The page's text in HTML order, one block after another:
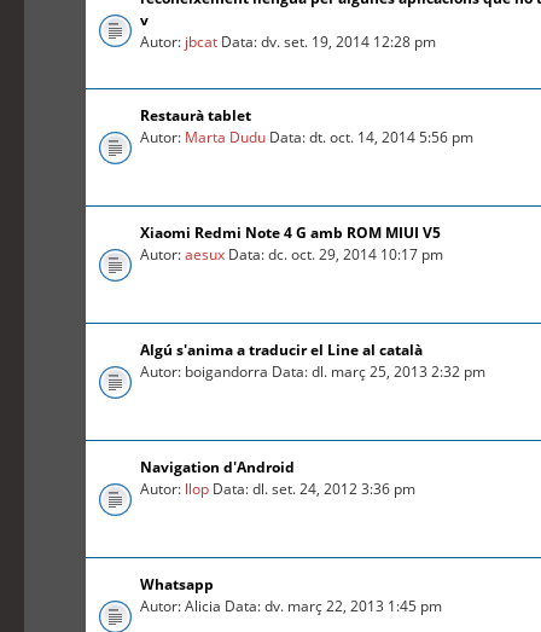
v
Autor: jbcat Data: dv. set. 19, 2014 12:28 pm
Restaurà tablet
Autor: Marta Dudu Data: dt. oct. 14, 2014 5:56 pm
Xiaomi Redmi Note 4 G amb ROM MIUI V5
Autor:aesux Data: dc. oct. 29, 2014 10:17 pm
Algú s'anima a traducir el Line al català
Autor: boigandorra Data: dl. març 25, 2013 2:32 pm
Navigation d'Android
Autor: llop Data: dl. set. 24, 2012 3:36 pm
Whatsapp
Autor: Alicia Data: dv. març 22, 2013 1:45 pm